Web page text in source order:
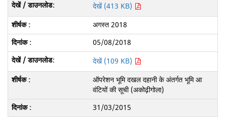
देखें (413 KB)
अगस्त 2018
05/08/2018
देखें (109 KB)
ऑपरेशन भूमि दखल दहानी के अंतर्गत भूमि आ
वंटियों की सूची (अकोढ़ीगोला)
31/03/2015